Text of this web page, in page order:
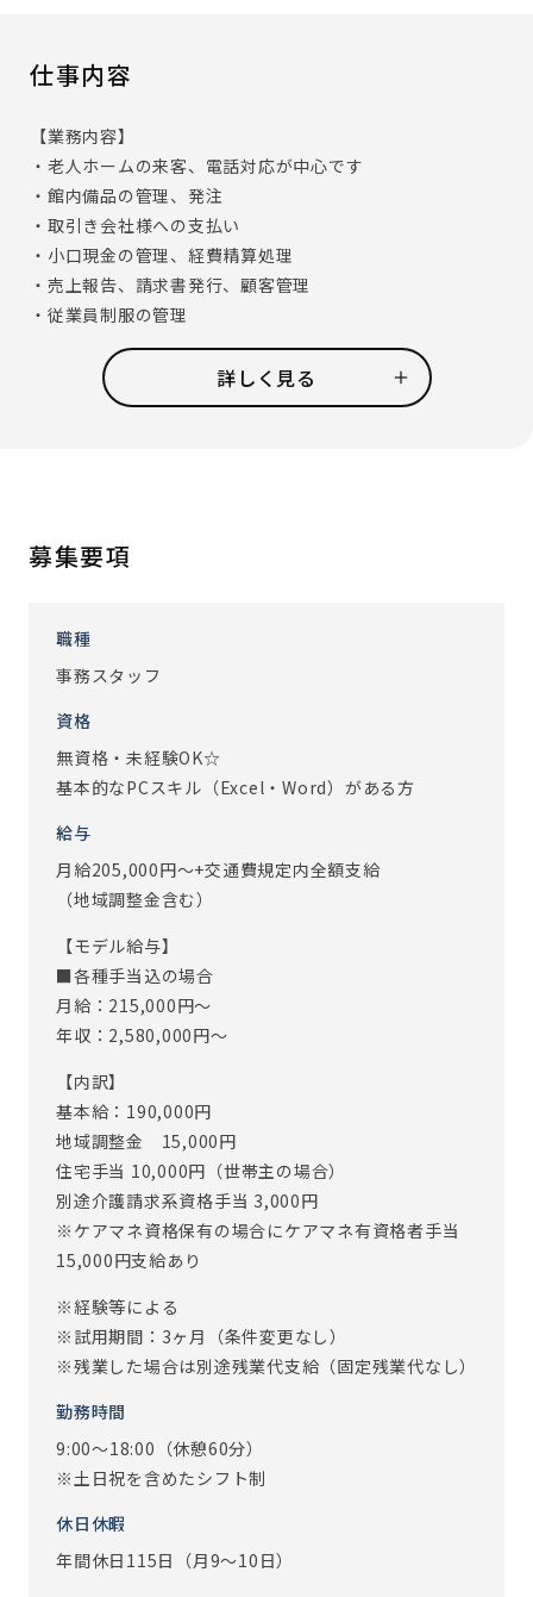
仕事内容
【業務内容】
・老人ホームの来客、電話対応が中心です
・館内備品の管理、発注
・取引き会社様への支払い
・小口現金の管理、経費精算処理
・売上報告、請求書発行、顧客管理
・従業員制服の管理
・従業員勤怠管理、人事書類の取りまとめ 等
業務の合間にはご入居者との会話やちょっとしたサポート
【契約社員について】
◇入社後3か月経過時
◇その後1年経過ごと（毎年5月が更新時期となります）
ます
＊労働契約が繰り返し更新されて通算５年を超えたとき
は、労働者の申込みにより、期間の定めのない労働契約（無
期労働契約）に転換できる「無期転換申込権」が発生しま
※従事すべき業務の変更：あり（変更範囲：会社の定める業
務）
詳しく見る
募集要項
職種
事務スタッフ
資格
無資格・未経験OK☆
基本的なPCスキル（Excel・Word）がある方
給与
月給205,000円～+交通費規定内全額支給
（地域調整金含む）
【モデル給与】
■各種手当込の場合
月給：215,000円～
年収：2,580,000円～
【内訳】
基本給：190,000円
地域調整金 15,000円
住宅手当 10,000円（世帯主の場合）
別途介護請求系資格手当 3,000円
※ケアマネ資格保有の場合にケアマネ有資格者手当
15,000円支給あり
※経験等による
※試用期間：3ヶ月（条件変更なし）
※残業した場合は別途残業代支給（固定残業代なし）
勤務時間
9:00～18:00（休憩60分）
※土日祝を含めたシフト制
休日休暇
年間休日115日（月9～10日）